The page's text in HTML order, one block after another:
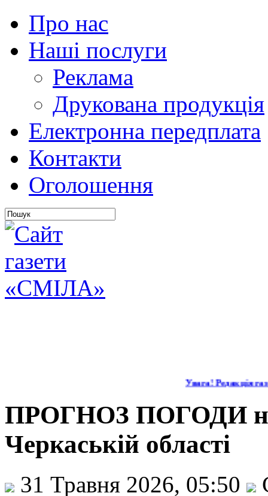
Про нас
Наші послуги
Реклама
Друкована продукція
Електронна передплата
Контакти
Оголошення
Увага! Редакція
ПРОГНОЗ ПОГОДИ на
Черкаській області
31 Травня 2026, 05:50